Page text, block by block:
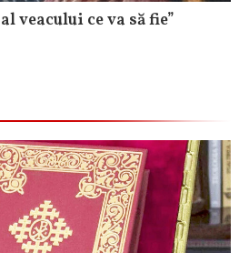
veacului ce va să fie”